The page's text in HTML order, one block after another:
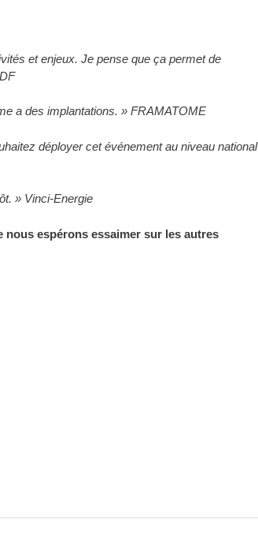
et enjeux. Je pense que ça permet de
a des implantations. » FRAMATOME
déployer cet événement au niveau national
» Vinci-Energie
espérons essaimer sur les autres